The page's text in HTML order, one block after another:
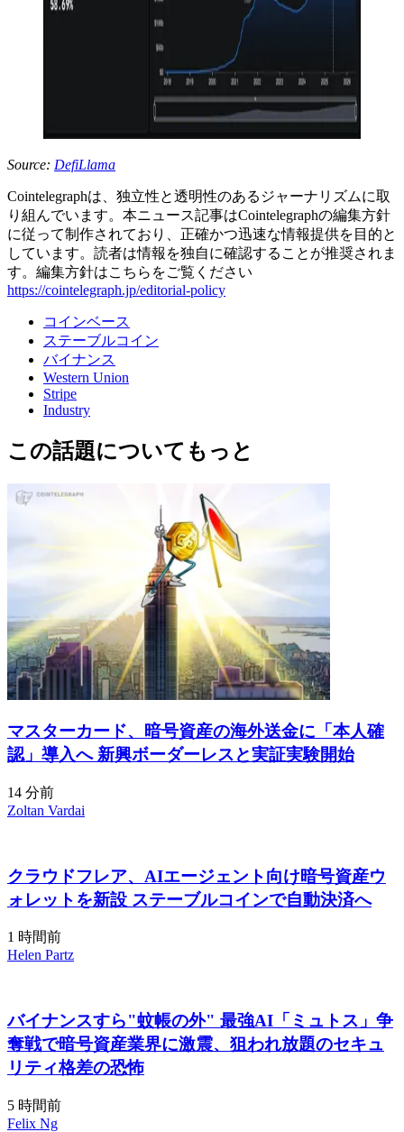
Source: DefiLlama
Cointelegraphは、独立性と透明性のあるジャーナリズムに取
り組んでいます。本ニュース記事はCointelegraphの編集方針
に従って制作されており、正確かつ迅速な情報提供を目的と
しています。読者は情報を独自に確認することが推奨されま
す。編集方針はこちらをご覧ください
https://cointelegraph.jp/editorial-policy
コインベース
ステーブルコイン
バイナンス
Western Union
Stripe
Industry
この話題についてもっと
マスターカード、暗号資産の海外送金に「本人確
認」導入へ 新興ボーダーレスと実証実験開始
14 分前
Zoltan Vardai
クラウドフレア、AIエージェント向け暗号資産ウ
ォレットを新設 ステーブルコインで自動決済へ
1 時間前
Helen Partz
バイナンスすら"蚊帳の外" 最強AI「ミュトス」争
奪戦で暗号資産業界に激震、狙われ放題のセキュ
リティ格差の恐怖
5 時間前
Felix Ng